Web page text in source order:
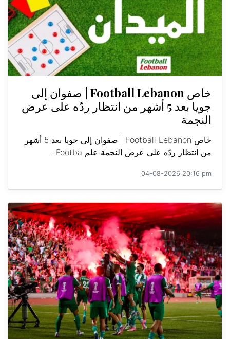
خاص Football Lebanon | صفوان إلى
جويا بعد 5 أشهر من انتظار ردّه على عرض
النجمة
خاص Football Lebanon | صفوان إلى جويا بعد 5 أشهر
من انتظار ردّه على عرض النجمة علم Footba...
04-08-2026 20:16 pm